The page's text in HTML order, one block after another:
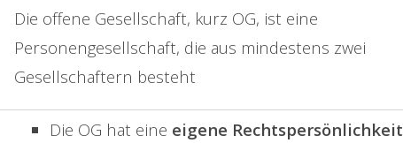
Die offene Gesellschaft, kurz OG, ist eine
Personengesellschaft, die aus mindestens zwei
Gesellschaftern besteht
Die OG hat eine eigene Rechtspersönlichkeit